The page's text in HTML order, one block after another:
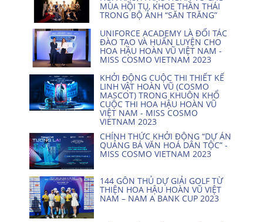
MÙA HỘI TỤ, KHOE THẦN THÁI
TRONG BỘ ẢNH “SĂN TRĂNG”
UNIFORCE ACADEMY LÀ ĐỐI TÁC
ĐÀO TẠO VÀ HUẤN LUYỆN CHO
HOA HẬU HOÀN VŨ VIỆT NAM -
MISS COSMO VIETNAM 2023
KHỞI ĐỘNG CUỘC THI THIẾT KẾ
LINH VẬT HOÀN VŨ (COSMO
MASCOT) TRONG KHUÔN KHỔ
CUỘC THI HOA HẬU HOÀN VŨ
VIỆT NAM - MISS COSMO
VIETNAM 2023
CHÍNH THỨC KHỞI ĐỘNG “DỰ ÁN
QUẢNG BÁ VĂN HOÁ DÂN TỘC” -
MISS COSMO VIETNAM 2023
144 GÔN THỦ DỰ GIẢI GOLF TỪ
THIỆN HOA HẬU HOÀN VŨ VIỆT
NAM – NAM A BANK CUP 2023